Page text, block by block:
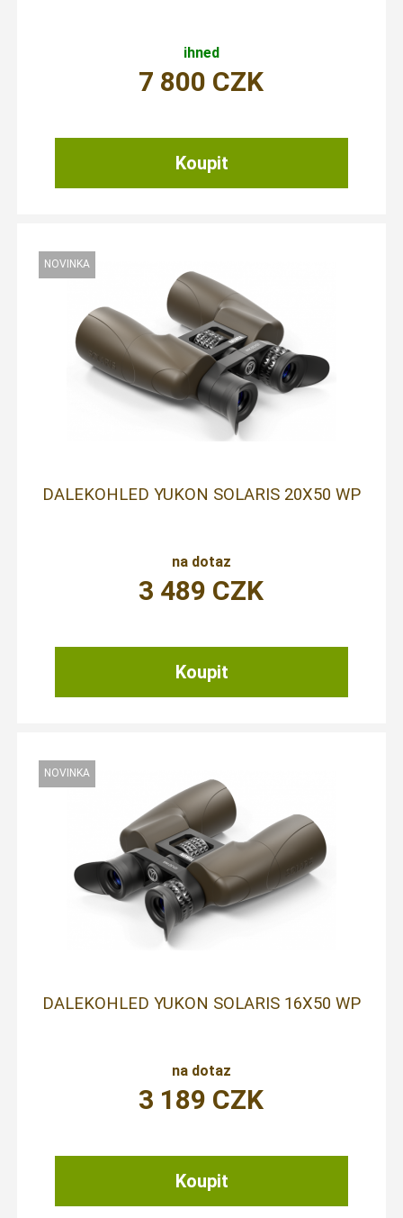
ihned
7 800 CZK
DALEKOHLED YUKON SOLARIS 20X50 WP
na dotaz
3 489 CZK
DALEKOHLED YUKON SOLARIS 16X50 WP
na dotaz
3 189 CZK